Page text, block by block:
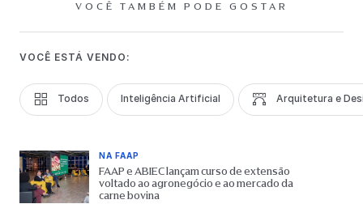
VOCÊ TAMBÉM PODE GOSTAR
VOCÊ ESTÁ VENDO:
Todos Inteligência Artificial Arquitetura e
NA FAAP
FAAP e ABIEC lançam curso de extensão
voltado ao agronegócio e ao mercado da
carne bovina